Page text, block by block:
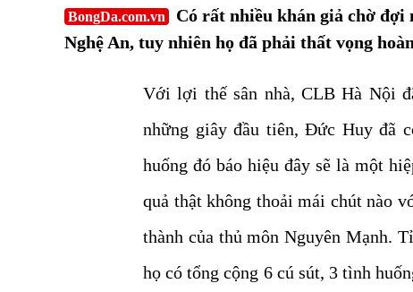
BongDa.com.vn
Có rất nhiều khán giả chờ đợi
Nghệ An, tuy nhiên họ đã phải thất vọng
Với lợi thế sân nhà, CLB Hà Nội
những giây đầu tiên, Đức Huy đã
huống đó báo hiệu đây sẽ là một
quả thật không thoải mái chút nào
thành của thủ môn Nguyên Mạnh.
họ có tổng cộng 6 cú sút, 3 tình